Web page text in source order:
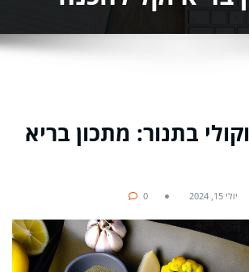
בתנור: מתכון בריא
יולי 15, 2024 0